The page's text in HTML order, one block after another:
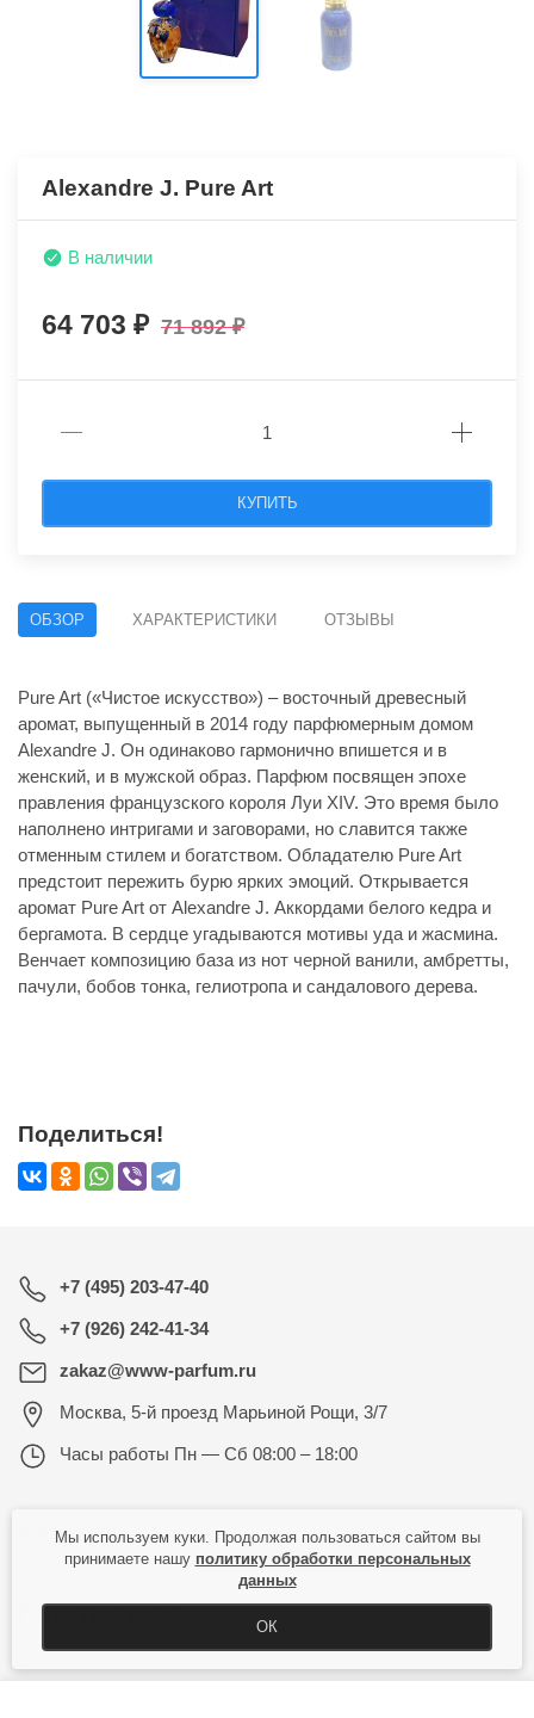
Alexandre J. Pure Art
В наличии
64 703 71 892
КУПИТЬ
ОБЗОР ХАРАКТЕРИСТИКИ ОТЗЫВЫ
Pure Art («Чистое искусство») – восточный древесный
аромат, выпущенный в 2014 году парфюмерным домом
Alexandre J. Он одинаково гармонично впишется и в
женский, и в мужской образ. Парфюм посвящен эпохе
правления французского короля Луи XIV. Это время было
наполнено интригами и заговорами, но славится также
отменным стилем и богатством. Обладателю Pure Art
предстоит пережить бурю ярких эмоций. Открывается
аромат Pure Art от Alexandre J. Аккордами белого кедра и
бергамота. В сердце угадываются мотивы уда и жасмина.
Венчает композицию база из нот черной ванили, амбретты,
пачули, бобов тонка, гелиотропа и сандалового дерева.
Поделиться!
+7 (495) 203-47-40
+7 (926) 242-41-34
zakaz@www-parfum.ru
Москва, 5-й проезд Марьиной Рощи, 3/7
Часы работы Пн — Сб 08:00 – 18:00
КАТАЛОГ
ПОКУПАТЕЛЮ
Мы используем куки. Продолжая пользоваться сайтом вы
принимаете нашу политику обработки персональных
данных
ОК